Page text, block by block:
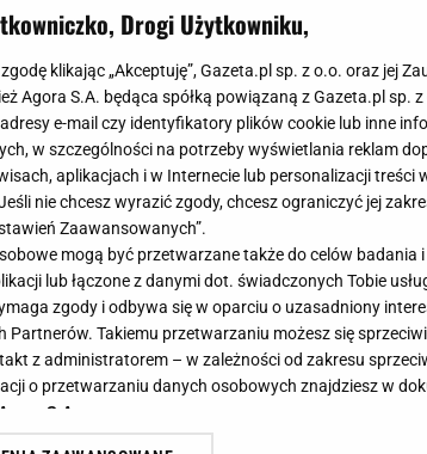
bombkach z PRL-u.
Drogi Użytkowniku,
klikając „Akceptuję”, Gazeta.pl sp. z o.o. oraz jej
Agora S.A. będąca spółką powiązaną z Gazeta.pl sp.
adresy e-mail czy identyfikatory plików cookie lub inne
w szczególności na potrzeby wyświetlania reklam
aplikacjach i w Internecie lub personalizacji treści
nie chcesz wyrazić zgody, chcesz ograniczyć jej
Zaawansowanych”.
mogą być przetwarzane także do celów
lub łączone z danymi dot. świadczonych Tobie
zgody i odbywa się w oparciu o uzasadniony
Partnerów. Takiemu przetwarzaniu możesz się
z administratorem – w zależności od zakresu
o przetwarzaniu danych osobowych znajdziesz w
S.A.